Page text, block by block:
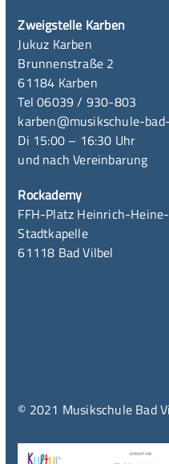
Zweigstelle Karben
Jukuz Karben
Brunnenstraße 2
61184 Karben
Tel 06039 / 930-803
karben@musikschule-
Di 15:00 – 16:30 Uhr
und nach Vereinbarung
Rockademy
FFH-Platz Heinrich-
Stadtkapelle
61118 Bad Vilbel
© 2021 Musikschule Bad